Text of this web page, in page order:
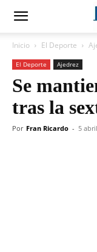
Inicio El Deporte
El Deporte Ajedrez
Se
tras la
Por Fran Ricardo - 5